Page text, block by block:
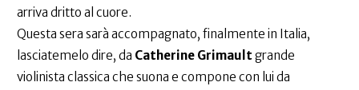
arriva dritto al cuore.
Questa sera sarà accompagnato, finalmente in Italia,
lasciatemelo dire, da Catherine Grimaultgrande
violinista classica che suona e compone con lui da